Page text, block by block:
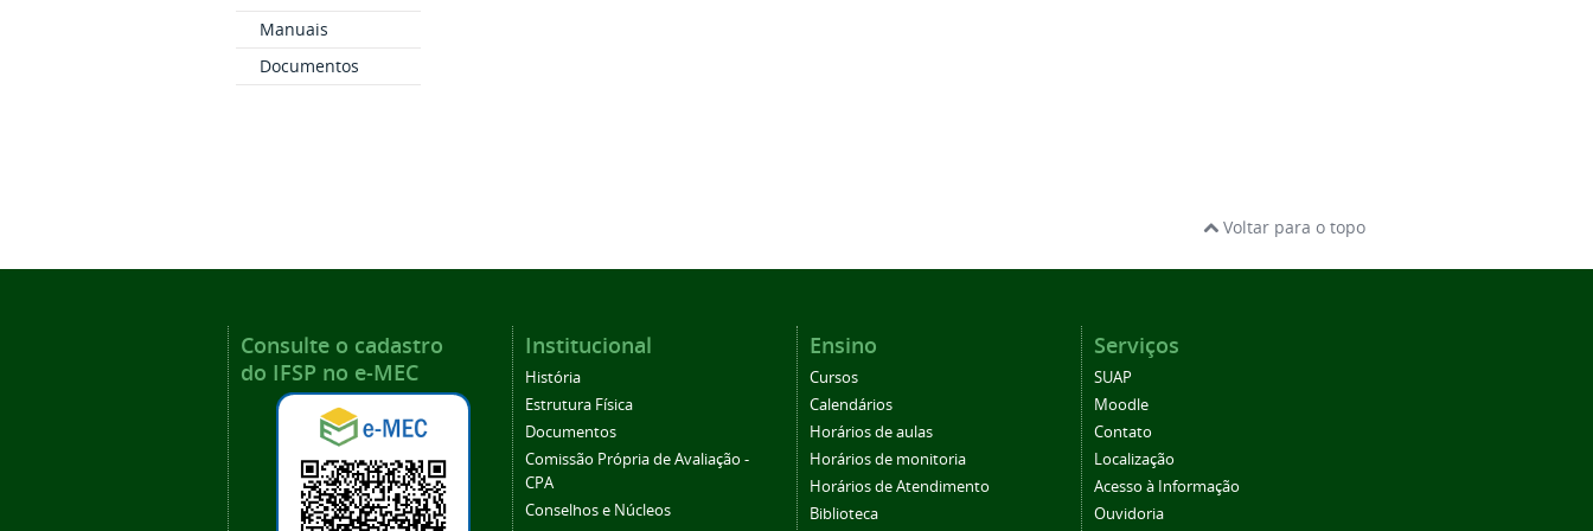
Manuais
Documentos
Voltar para o topo
Consulte o cadastro
do IFSP no e-MEC
Institucional
História
Estrutura Física
Documentos
Comissão Própria de Avaliação -
CPA
Conselhos e Núcleos
Ensino
Cursos
Calendários
Horários de aulas
Horários de monitoria
Horários de Atendimento
Biblioteca
Serviços
SUAP
Moodle
Contato
Localização
Acesso à Informação
Ouvidoria